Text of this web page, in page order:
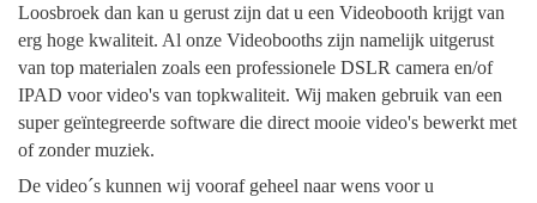
Loosbroek dan kan u gerust zijn dat u een Videobooth krijgt van
erg hoge kwaliteit. Al onze Videobooths zijn namelijk uitgerust
van top materialen zoals een professionele DSLR camera en/of
IPAD voor video's van topkwaliteit. Wij maken gebruik van een
super geïntegreerde software die direct mooie video's bewerkt met
of zonder muziek.
De video´s kunnen wij vooraf geheel naar wens voor u